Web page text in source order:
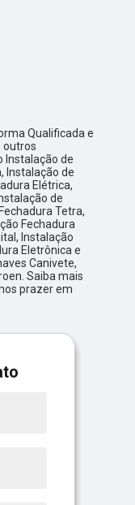
Qualificada e
outros
Instalação de
Instalação de
Elétrica,
de
Tetra,
Fechadura
Instalação
Eletrônica e
Canivete,
Saiba mais
prazer em